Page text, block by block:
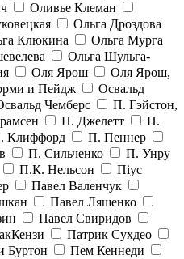
Оливье Клеман
Ольга Дроздова
Клюкина
Ольга Мурга
Ольга Шульга-
Оля Ярош
Оля Ярош,
и Пейдж
Освальд
Чемберс
П. Гэйстон,
П. Джелетт
П.
Клиффорд
П. Пеннер
П. Сильченко
П. Унру
П.К. Нельсон
Піус
Павел Валенчук
Павел Ляшенко
Павел Свиридов
Патрик Сухдео
Буртон
Пем Кеннеди